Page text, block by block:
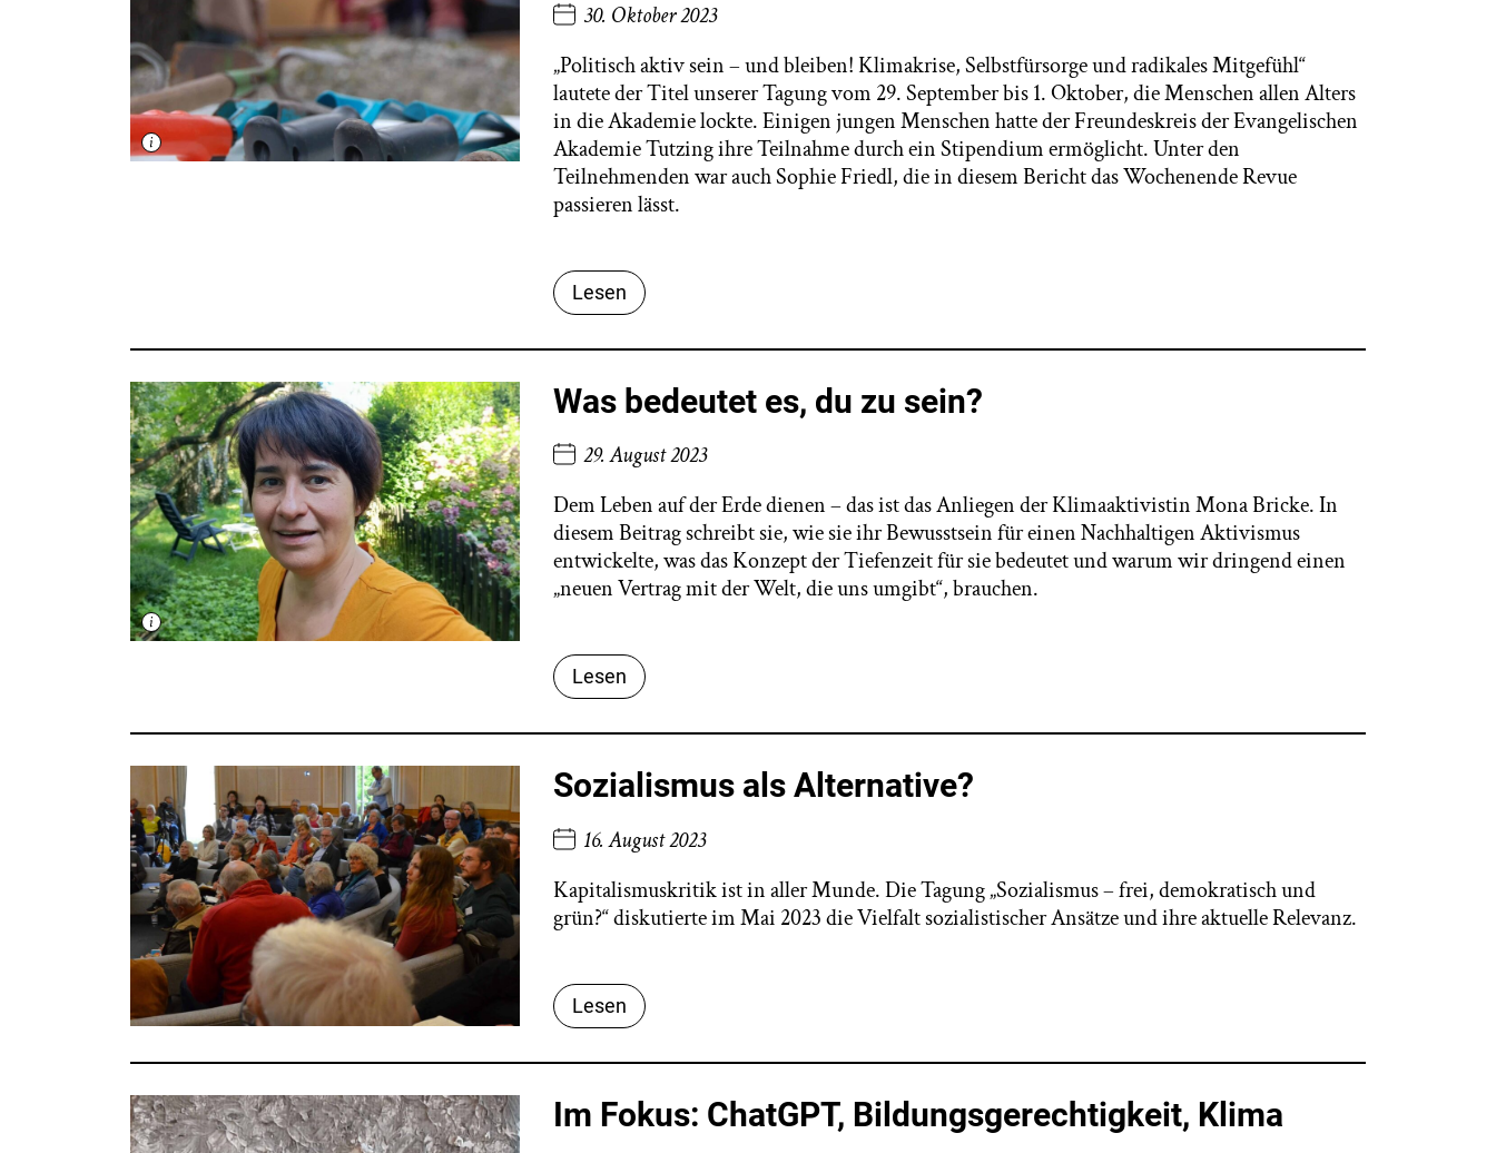
30. Oktober 2023
„Politisch aktiv sein – und bleiben! Klimakrise, Selbstfürsorge und radikales Mitgefühl“
lautete der Titel unserer Tagung vom 29. September bis 1. Oktober, die Menschen allen Alters
in die Akademie lockte. Einigen jungen Menschen hatte der Freundeskreis der Evangelischen
Akademie Tutzing ihre Teilnahme durch ein Stipendium ermöglicht. Unter den
Teilnehmenden war auch Sophie Friedl, die in diesem Bericht das Wochenende Revue
passieren lässt.
Lesen
Was bedeutet es, du zu sein?
29. August 2023
Dem Leben auf der Erde dienen – das ist das Anliegen der Klimaaktivistin Mona Bricke. In
diesem Beitrag schreibt sie, wie sie ihr Bewusstsein für einen Nachhaltigen Aktivismus
entwickelte, was das Konzept der Tiefenzeit für sie bedeutet und warum wir dringend einen
„neuen Vertrag mit der Welt, die uns umgibt“, brauchen.
Lesen
Sozialismus als Alternative?
16. August 2023
Kapitalismuskritik ist in aller Munde. Die Tagung „Sozialismus – frei, demokratisch und
grün?“ diskutierte im Mai 2023 die Vielfalt sozialistischer Ansätze und ihre aktuelle Relevanz.
Lesen
Im Fokus: ChatGPT, Bildungsgerechtigkeit, Klima